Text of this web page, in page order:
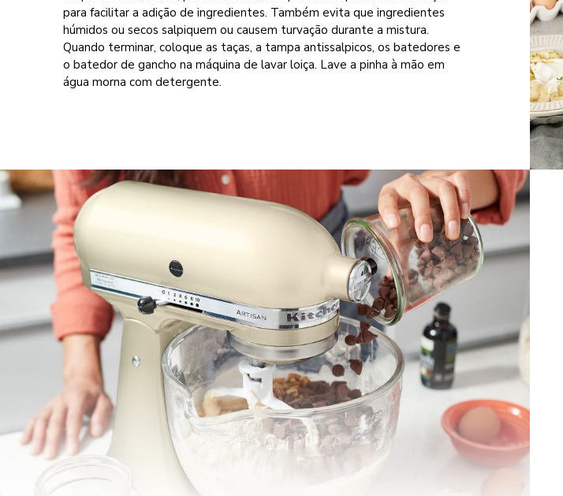
para facilitar a adição de ingredientes. Também evita que ingredientes
húmidos ou secos salpiquem ou causem turvação durante a mistura.
Quando terminar, coloque as taças, a tampa antissalpicos, os batedores e
o batedor de gancho na máquina de lavar loiça. Lave a pinha à mão em
água morna com detergente.